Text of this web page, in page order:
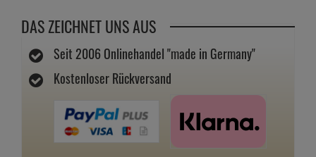
DAS ZEICHNET UNS AUS
Seit 2006 Onlinehandel "made in Germany"
Kostenloser Rückversand